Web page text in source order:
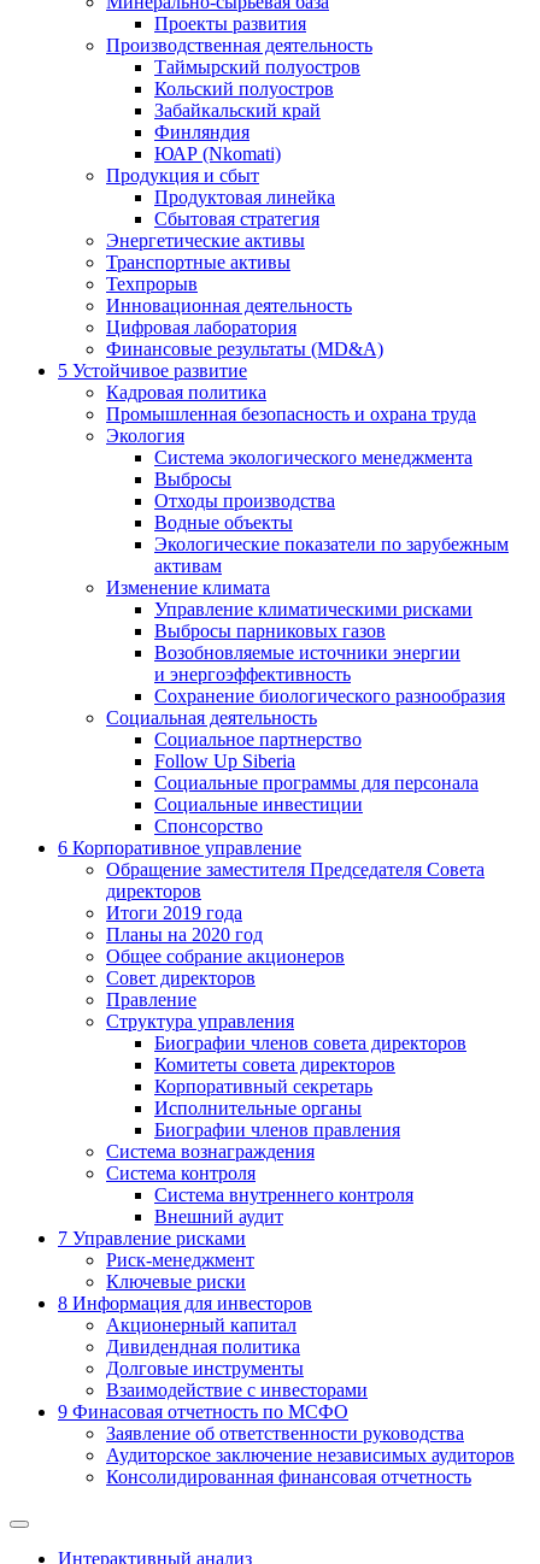
Проекты развития
Производственная деятельность
Таймырский полуостров
Кольский полуостров
Забайкальский край
Финляндия
ЮАР (Nkomati)
Продукция и сбыт
Продуктовая линейка
Сбытовая стратегия
Энергетические активы
Транспортные активы
Техпрорыв
Инновационная деятельность
Цифровая лаборатория
Финансовые результаты (MD&A)
5 Устойчивое развитие
Кадровая политика
Промышленная безопасность и охрана труда
Экология
Система экологического менеджмента
Выбросы
Отходы производства
Водные объекты
Экологические показатели по зарубежным
активам
Изменение климата
Управление климатическими рисками
Выбросы парниковых газов
Возобновляемые источники энергии
и энергоэффективность
Сохранение биологического разнообразия
Социальная деятельность
Социальное партнерство
Follow Up Siberia
Социальные программы для персонала
Социальные инвестиции
Спонсорство
6 Корпоративное управление
Обращение заместителя Председателя Совета
директоров
Итоги 2019 года
Планы на 2020 год
Общее собрание акционеров
Совет директоров
Правление
Структура управления
Биографии членов совета директоров
Комитеты совета директоров
Корпоративный секретарь
Исполнительные органы
Биографии членов правления
Система вознаграждения
Система контроля
Система внутреннего контроля
Внешний аудит
7 Управление рисками
Риск-менеджмент
Ключевые риски
8 Информация для инвесторов
Акционерный капитал
Дивидендная политика
Долговые инструменты
Взаимодействие с инвеcторами
9 Финасовая отчетность по МСФО
Заявление об ответственности руководства
Аудиторское заключение независимых аудиторов
Консолидированная финансовая отчетность
Интерактивный анализ